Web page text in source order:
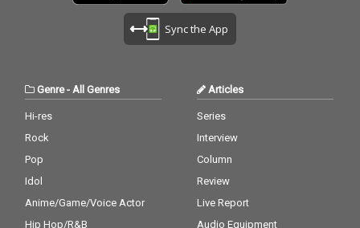
Sync the App
Genre- All Genres
Hi-res
Rock
Pop
Idol
Anime/Game/Voice Actor
Hip Hop/R&B
Articles
Series
Interview
Column
Review
Live Report
Audio Equipment